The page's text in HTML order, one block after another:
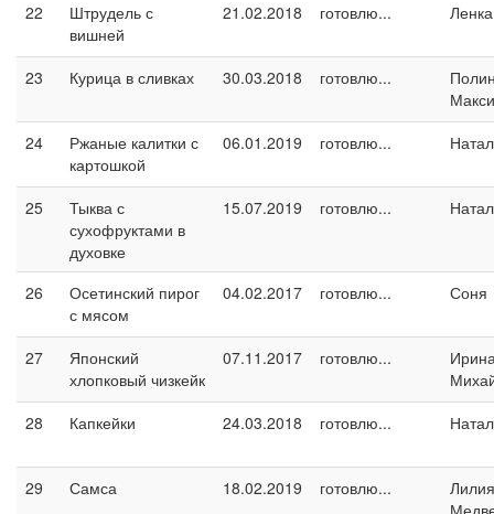
22
Штрудель с
вишней
21.02.2018 готовлю...
23 Курица в сливках 30.03.2018 готовлю...
24
Ржаные калитки с
картошкой
06.01.2019 готовлю...
25
Тыква с
сухофруктами в
духовке
15.07.2019 готовлю...
26
Осетинский пирог
с мясом
04.02.2017 готовлю... Соня
27
Японский
хлопковый чизкейк
07.11.2017 готовлю...
28
Капкейки 24.03.2018 готовлю...
29 Самса 18.02.2019 готовлю...
Лилия